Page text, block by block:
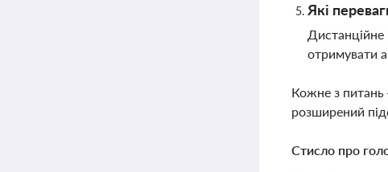
Які
Дистанційне
отримувати
Кожне з питань
розширений
Стисло про